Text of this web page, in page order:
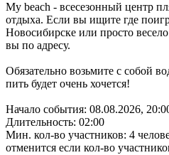
My beach - всесезонный центр
отдыха. Если вы ищите где
Новосибирске или просто
вы по адресу.
Обязательно возьмите с собой
пить будет очень хочется!
Начало события: 08.08.2026,
Длительность: 02:00
Мин. кол-во участников: 4
отменится если кол-во